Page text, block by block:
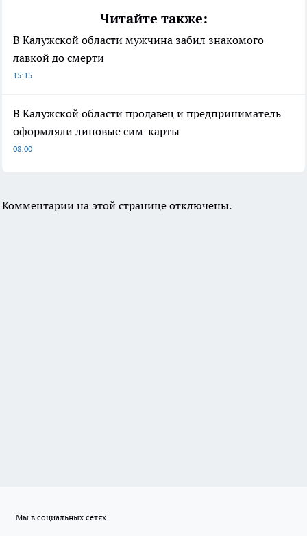
Читайте также:
В Калужской области мужчина забил знакомого
лавкой до смерти
15:15
В Калужской области продавец и предприниматель
оформляли липовые сим-карты
08:00
Комментарии на этой странице отключены.
Мы в социальных сетях